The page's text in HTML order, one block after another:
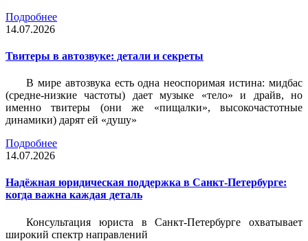
Подробнее
14.07.2026
Твитеры в автозвуке: детали и секреты
В мире автозвука есть одна неоспоримая истина: мидбас
(средне-низкие частоты) дает музыке «тело» и драйв, но
именно твитеры (они же «пищалки», высокочастотные
динамики) дарят ей «душу»
Подробнее
14.07.2026
Надёжная юридическая поддержка в Санкт-Петербурге:
когда важна каждая деталь
Консультация юриста в Санкт-Петербурге охватывает
широкий спектр направлений